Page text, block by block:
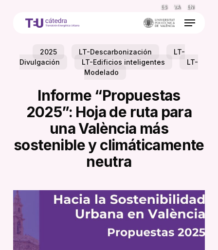
ES VA EN
Menu
2025 LT-Descarbonización
LT-
Divulgación
LT-Edificios inteligentes
LT-
Modelado
Informe “Propuestas
2025”: Hoja de ruta para
una València más
sostenible y climáticamente
neutra